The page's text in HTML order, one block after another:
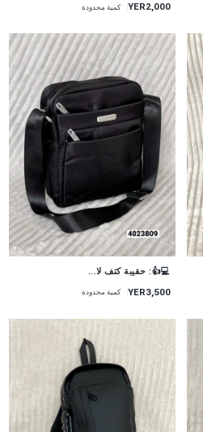
YER2,000 كمية محدودة
💻👍: حقيبة كتف لا...
YER3,500 كمية محدودة